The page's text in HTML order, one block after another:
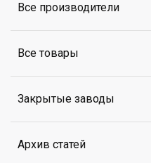
Все производители
Все товары
Закрытые заводы
Архив статей